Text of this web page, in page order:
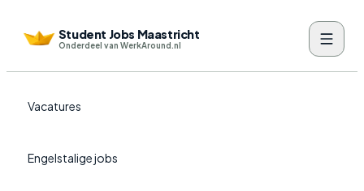
Student Jobs Maastricht
Onderdeel van WerkAround.nl
Vacatures
Engelstalige jobs